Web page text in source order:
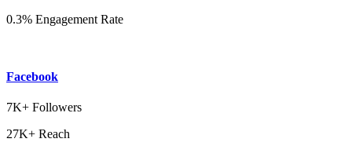
0.3% Engagement Rate
Facebook
7K+ Followers
27K+ Reach